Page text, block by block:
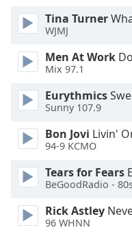
modal
Beginning
dialog
Escape
cancel
and
Tina Turner
WJMJ
Men At Work
Mix 97.1
Eurythmics
Sunny 107.9
Bon Jovi Livin'
94-9 KCMO
Tears for Fears
BeGoodRadio -
Rick Astley
96 WHNN